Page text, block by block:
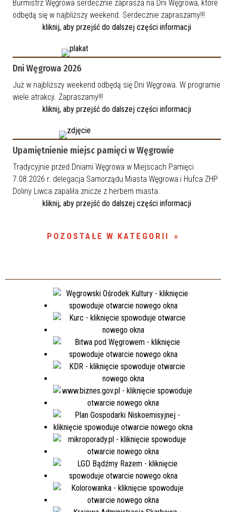
Burmistrz Węgrowa serdecznie zaprasza na Dni Węgrowa, które
odbędą się w najbliższy weekend. Serdecznie zapraszamy!!!
kliknij, aby przejść do dalszej części informacji
Dni Węgrowa 2026
Już w najbliższy weekend odbędą się Dni Węgrowa. W programie
wiele atrakcji. Zapraszamy!!!
kliknij, aby przejść do dalszej części informacji
Upamiętnienie miejsc pamięci w Węgrowie
Tradycyjnie przed Dniami Węgrowa w Miejscach Pamięci
7.08.2026 r. delegacja Samorządu Miasta Węgrowa i Hufca ZHP
Doliny Liwca zapaliła znicze z herbem miasta.
kliknij, aby przejść do dalszej części informacji
POZOSTAŁE W KATEGORII